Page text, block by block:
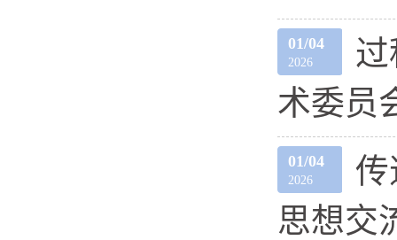
01/04
2026
术委员
01/04
2026
思想交